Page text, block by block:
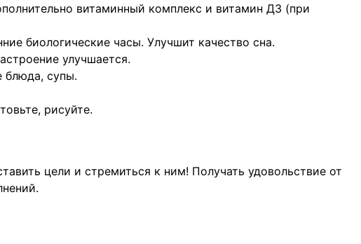
витаминный комплекс и витамин Д3 (при
биологические часы. Улучшит качество сна.
улучшается.
блюда, супы.
рисуйте.
цели и стремиться к ним! Получать удовольствие от